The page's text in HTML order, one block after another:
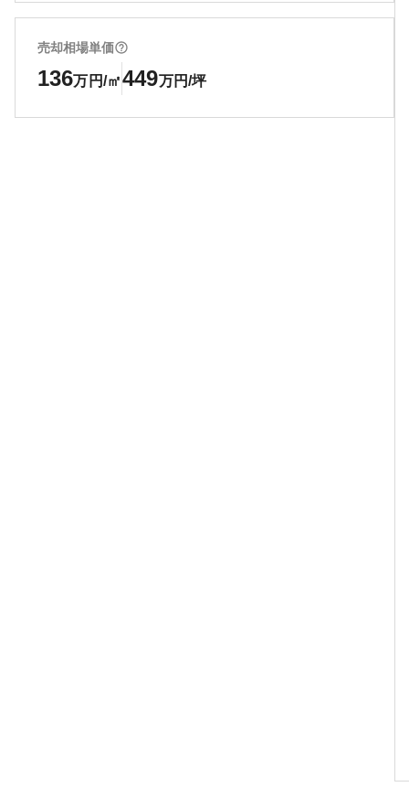
売却相場単価
136万円/㎡449万円/坪